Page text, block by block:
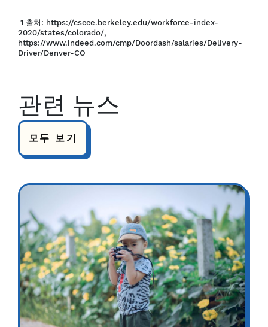
1 출처: https://cscce.berkeley.edu/workforce-index-
2020/states/colorado/,
https://www.indeed.com/cmp/Doordash/salaries/Delivery-
Driver/Denver-CO
관련 뉴스
모두 보기